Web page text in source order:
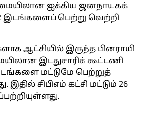
ஐக்கிய ஜனநாயகக்
இடங்களைப் பெற்று வெற்றி
ஆட்சியில் இருந்த பினராயி
இடதுசாரிக் கூட்டணி
மட்டுமே பெற்றுத்
சிபிஎம் கட்சி மட்டும் 26